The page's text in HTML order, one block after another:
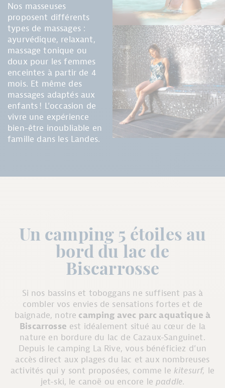
Nos masseuses
proposent différents
types de massages :
ayurvédique, relaxant,
massage tonique ou
doux pour les femmes
enceintes à partir de 4
mois. Et même des
massages adaptés aux
enfants ! L’occasion de
vivre une expérience
bien-être inoubliable en
famille dans les Landes.
Un camping 5 étoiles au
bord du lac de
Biscarrosse
Si nos bassins et toboggans ne suffisent pas à
combler vos envies de sensations fortes et de
baignade, notre camping avec parc aquatique à
Biscarrosse est idéalement situé au cœur de la
nature en bordure du lac de Cazaux-Sanguinet.
Depuis le camping La Rive, vous bénéficiez d’un
accès direct aux plages du lac et aux nombreuses
activités qui y sont proposées, comme le kitesurf, le
jet-ski, le canoë ou encore lepaddle.